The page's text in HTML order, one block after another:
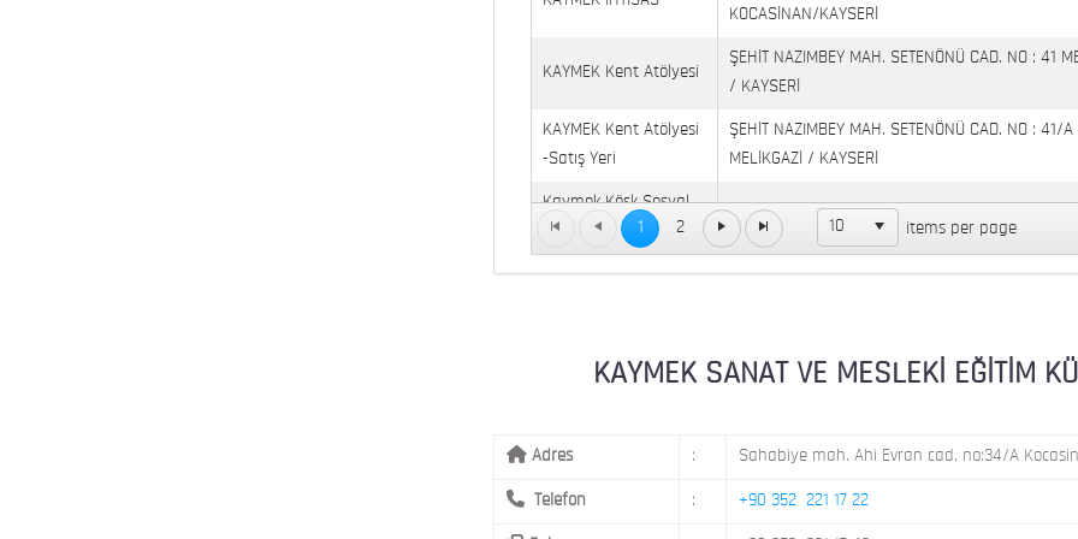
KOCASİNAN/KAYSERİ
KAYMEK Kent Atölyesi
ŞEHİT NAZIMBEY MAH. SETENÖNÜ CAD. NO : 41
/ KAYSERİ
KAYMEK Kent Atölyesi
-Satış Yeri
ŞEHİT NAZIMBEY MAH. SETENÖNÜ CAD. NO : 41/A
MELİKGAZİ / KAYSERİ
Kaymek Köşk Sosyal
Yaşam Merkezi
Köşk Mahallesi, Orgeneral Eşref Bitlis Bulvarı,
KAYMEK MOSTAR
KAYMEK TOKİ
MİMARSİNAN DEMOKRASİ MAH. FATİN RÜŞTÜ
1 2 10 items per page
KAYMEK SANAT VE MESLEKİ EĞİTİM
Adres : Sahabiye mah. Ahi Evran cad. no:34/A
Telefon : +90 352 221 17 22